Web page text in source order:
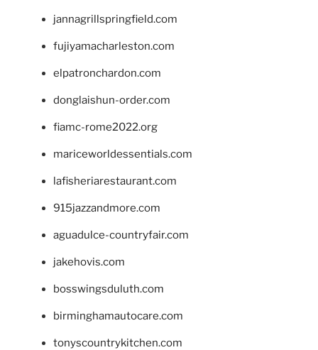
jannagrillspringfield.com
fujiyamacharleston.com
elpatronchardon.com
donglaishun-order.com
fiamc-rome2022.org
mariceworldessentials.com
lafisheriarestaurant.com
915jazzandmore.com
aguadulce-countryfair.com
jakehovis.com
bosswingsduluth.com
birminghamautocare.com
tonyscountrykitchen.com